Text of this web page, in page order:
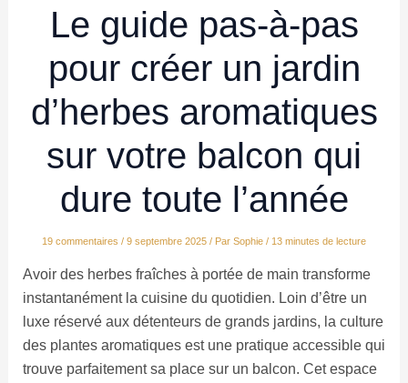
Le guide pas-à-pas
pour créer un jardin
d’herbes aromatiques
sur votre balcon qui
dure toute l’année
19 commentaires / 9 septembre 2025 / Par Sophie / 13 minutes de lecture
Avoir des herbes fraîches à portée de main transforme
instantanément la cuisine du quotidien. Loin d’être un
luxe réservé aux détenteurs de grands jardins, la culture
des plantes aromatiques est une pratique accessible qui
trouve parfaitement sa place sur un balcon. Cet espace